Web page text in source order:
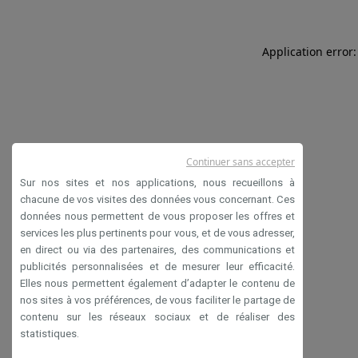
Application
Sur nos sites et nos applications, nous recueillons à
chacune de vos visites des données vous concernant. Ces
données nous permettent de vous proposer les offres et
services les plus pertinents pour vous, et de vous adresser,
en direct ou via des partenaires, des communications et
publicités personnalisées et de mesurer leur efficacité.
Elles nous permettent également d’adapter le contenu de
nos sites à vos préférences, de vous faciliter le partage de
contenu sur les réseaux sociaux et de réaliser des
statistiques.
Continuer sans accepter